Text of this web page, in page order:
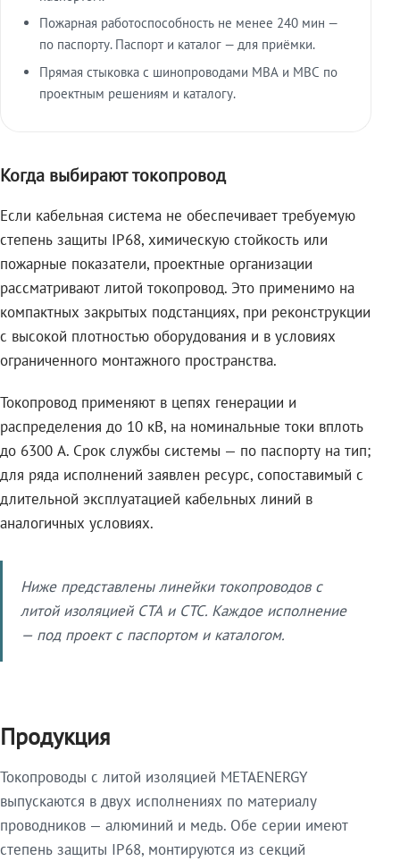
Пожарная работоспособность не менее 240 мин —
по паспорту. Паспорт и каталог — для приёмки.
Прямая стыковка с шинопроводами МВА и МВС по
проектным решениям и каталогу.
Когда выбирают токопровод
Если кабельная система не обеспечивает требуемую
степень защиты IP68, химическую стойкость или
пожарные показатели, проектные организации
рассматривают литой токопровод. Это применимо на
компактных закрытых подстанциях, при реконструкции
с высокой плотностью оборудования и в условиях
ограниченного монтажного пространства.
Токопровод применяют в цепях генерации и
распределения до 10 кВ, на номинальные токи вплоть
до 6300 А. Срок службы системы — по паспорту на тип;
для ряда исполнений заявлен ресурс, сопоставимый с
длительной эксплуатацией кабельных линий в
аналогичных условиях.
Ниже представлены линейки токопроводов с
литой изоляцией СТА и СТС. Каждое исполнение
— под проект с паспортом и каталогом.
Продукция
Токопроводы с литой изоляцией METAENERGY
выпускаются в двух исполнениях по материалу
проводников — алюминий и медь. Обе серии имеют
степень защиты IP68, монтируются из секций